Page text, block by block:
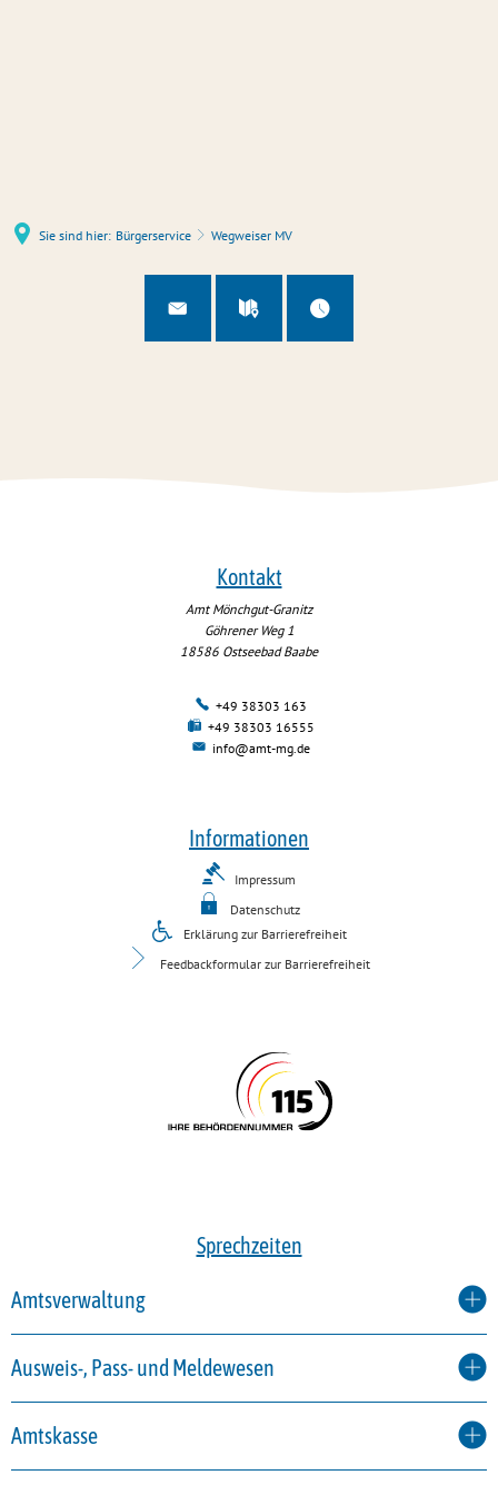
Sie sind hier: Bürgerservice Wegweiser MV
Kontakt
Amt Mönchgut-Granitz
Göhrener Weg 1
18586 Ostseebad Baabe
+49 38303 163
+49 38303 16555
info@amt-mg.de
Informationen
Impressum
Datenschutz
Erklärung zur Barrierefreiheit
Feedbackformular zur Barrierefreiheit
Sprechzeiten
Amtsverwaltung
Ausweis-, Pass- und Meldewesen
Amtskasse